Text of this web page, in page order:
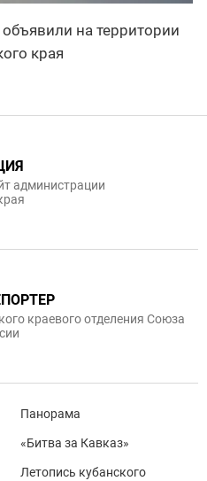
на территории
края
администрации
краевого отделения Союза
Панорама
«Битва за Кавказ»
Летопись кубанского